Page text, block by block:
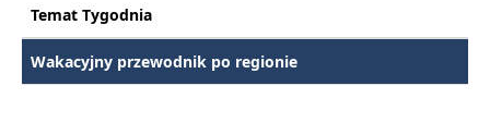
Temat Tygodnia
Wakacyjny przewodnik po regionie